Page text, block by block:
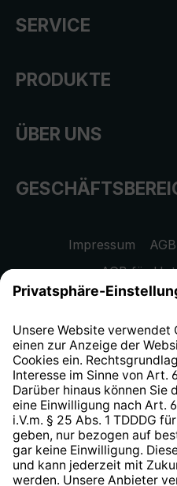
SERVICE
PRODUKTE
ÜBER UNS
Impressum
AGB für